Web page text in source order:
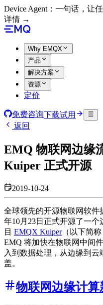
Device Agent：一句话，让
详情 →
Why EMQX
产品
解决方案
资源
定价
免费咨询下载试用
返回
EMQ 物联网边缘
Kuiper 正式开源
2019-10-24
全球领先的开源物联网软件
年10月23日正式开源了一
目 EMQX Kuiper（以下简称
EMQ 将加快在物联网中间
入到数据处理，从边缘到
盖。
物联网边缘计算